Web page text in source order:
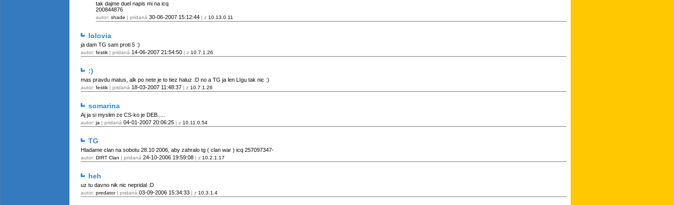
tak dajme duel napis mi na icq
200844876
autor: shade | pridaná 30-06-2007 15:12:44 | z 10.13.0.11
lolovia
ja dam TG sam proti 5 :)
autor: festik | pridaná 14-06-2007 21:54:50 | z 10.7.1.26
:)
mas pravdu matus, alk po nete je to tiez haluz :D no a TG ja len LIgu tak nic :)
autor: festik | pridaná 18-03-2007 11:48:37 | z 10.7.1.26
somarina
Aj ja si myslim ze CS-ko je DEB.....
autor: ja | pridaná 04-01-2007 20:06:25 | z 10.11.0.54
TG
Hladame clan na sobotu 28.10 2006, aby zahralo tg ( clan war ) icq 257097347-
autor: DIRT Clan | pridaná 24-10-2006 19:59:08 | z 10.2.1.17
heh
uz tu davno nik nic nepridal :D
autor: predator| pridaná 03-09-2006 15:34:33 | z 10.3.1.4